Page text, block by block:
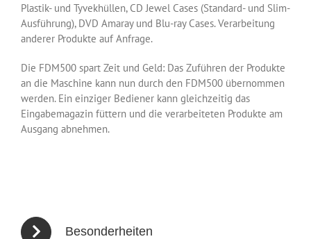
Plastik- und Tyvekhüllen, CD Jewel Cases (Standard- und Slim-
Ausführung), DVD Amaray und Blu-ray Cases. Verarbeitung
anderer Produkte auf Anfrage.
Die FDM500 spart Zeit und Geld: Das Zuführen der Produkte
an die Maschine kann nun durch den FDM500 übernommen
werden. Ein einziger Bediener kann gleichzeitig das
Eingabemagazin füttern und die verarbeiteten Produkte am
Ausgang abnehmen.
Besonderheiten